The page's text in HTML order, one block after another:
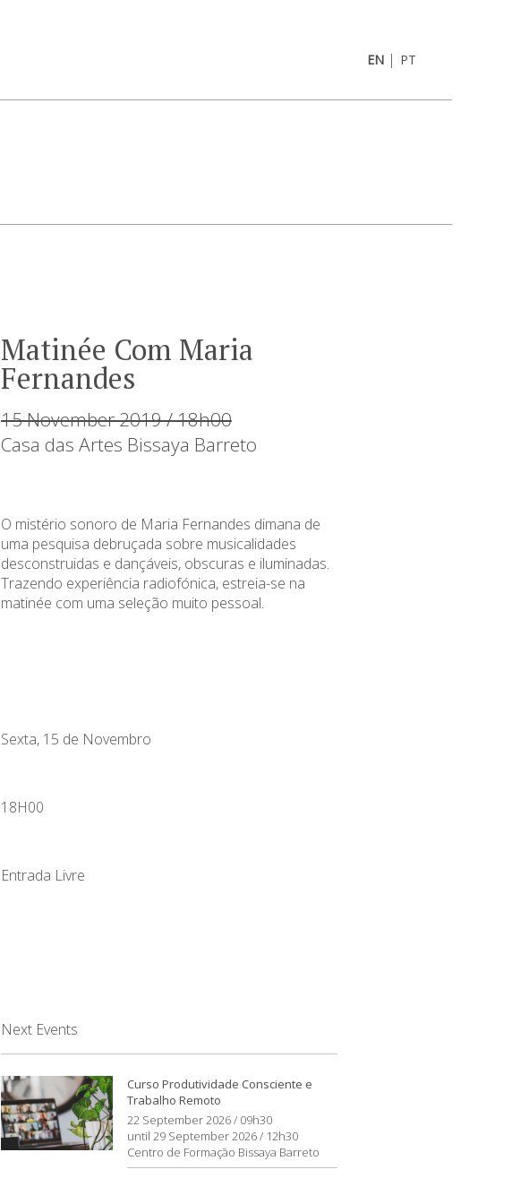
EN| PT
Matinée Com Maria
Fernandes
15 November 2019 / 18h00
Casa das Artes Bissaya Barreto
O mistério sonoro de Maria Fernandes dimana de
uma pesquisa debruçada sobre musicalidades
desconstruidas e dançáveis, obscuras e iluminadas.
Trazendo experiência radiofónica, estreia-se na
matinée com uma seleção muito pessoal.
Sexta, 15 de Novembro
18H00
Entrada Livre
Next Events
Curso Produtividade Consciente e
Trabalho Remoto
22 September 2026 / 09h30
until 29 September 2026 / 12h30
Centro de Formação Bissaya Barreto